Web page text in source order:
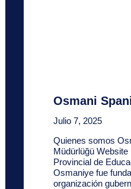
Osmani
Julio 7, 2025
Quienes somos
Müdürlüğü
Provincial de
Osmaniye fue
organización